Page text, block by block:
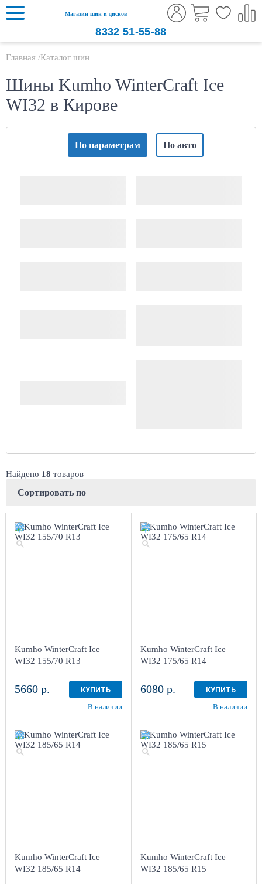
Магазин шин и дисков
8332 51-55-88
Главная Каталог шин
Шины Kumho WinterCraft Ice
WI32 в Кирове
По параметрам По авто
Найдено 18 товаров
Сортировать по
Kumho WinterCraft Ice
WI32 155/70 R13
5660 р. КУПИТЬ
В наличии
Kumho WinterCraft Ice
WI32 175/65 R14
6080 р. КУПИТЬ
В наличии
Kumho WinterCraft Ice
WI32 185/65 R14
Kumho WinterCraft Ice
WI32 185/65 R15